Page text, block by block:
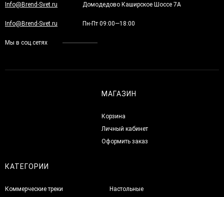
Info@Brend-Svet.ru Домодедово Каширское Шоссе 7А
Info@Brend-Svet.ru Пн-Пт 09:00—18:00
Мы в соц.сетях
МАГАЗИН
Корзина
Личный кабинет
Оформить заказ
КАТЕГОРИИ
Коммерческие треки
Настольные